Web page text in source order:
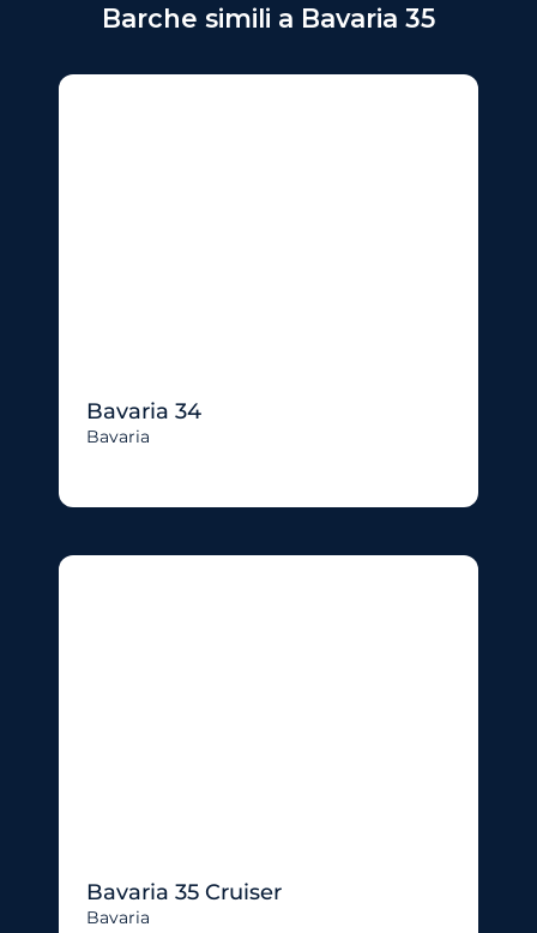
Barche simili a Bavaria 35
Bavaria 34
Bavaria
Bavaria 35 Cruiser
Bavaria